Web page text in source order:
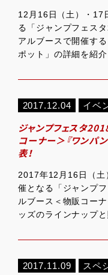
12月16日（土）・17
る「ジャンプフェス
アルブースで開催す
ポット」の詳細を紹
2017.12.04 イベ
ジャンプフェスタ
コーナー＞『ワンパ
表！
2017年12月16日（土
催となる「ジャンプ
ルブース＜物販コー
ッズのラインナップ
2017.11.09 スペ